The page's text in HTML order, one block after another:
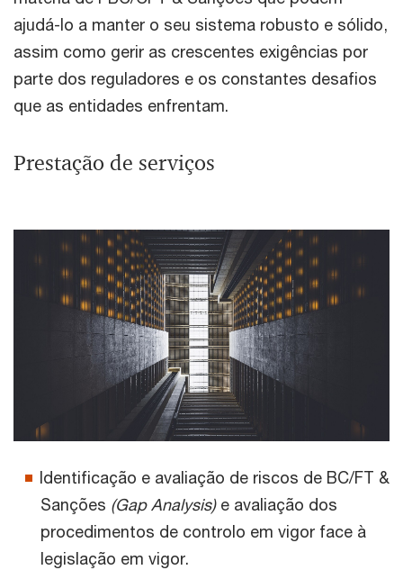
ajudá-lo a manter o seu sistema robusto e sólido,
assim como gerir as crescentes exigências por
parte dos reguladores e os constantes desafios
que as entidades enfrentam.
Prestação de serviços
Identificação e avaliação de riscos de BC/FT &
Sanções (Gap Analysis)e avaliação dos
procedimentos de controlo em vigor face à
legislação em vigor.